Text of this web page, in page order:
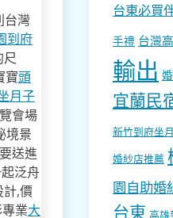
台灣
到府
寶頭
月子
會場
境景
送進
泛舟
計,價
業大
台東必買
手禮 台灣
輸出
宜蘭民
新竹到府坐
婚紗店推薦
園自助婚
台東 高雄